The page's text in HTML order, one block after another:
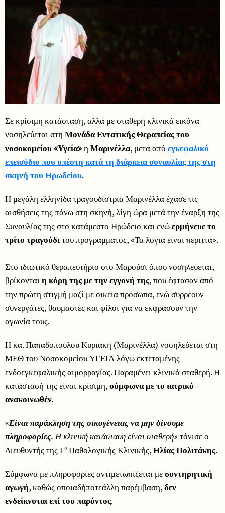
Σε κρίσιμη κατάσταση, αλλά με σταθερή κλινικά εικόνα
νοσηλεύεται στη Μονάδα Εντατικής Θεραπείας του
νοσοκομείου «Υγεία»η Μαρινέλλα, μετά από εγκεφαλικό
επεισόδιο που υπέστη κατά τη διάρκεια συναυλίας της στη
σκηνή του Ηρωδείου.
Η μεγάλη ελληνίδα τραγουδίστρια Μαρινέλλα έχασε τις
αισθήσεις της πάνω στη σκηνή, λίγη ώρα μετά την έναρξη της
Συναυλίας της στο κατάμεστο Ηρώδειο και ενώερμήνευε το
τρίτο τραγούδιτου προγράμματος, «Τα λόγια είναι περιττά».
Στο ιδιωτικό θεραπευτήριο στο Μαρούσι όπου νοσηλεύεται,
βρίκονταιη κόρη της με την εγγονή της, που έφτασαν από
την πρώτη στιγμή μαζί με οικεία πρόσωπα, ενώ συρρέουν
συνεργάτες, θαυμαστές και φίλοι για να εκφράσουν την
αγωνία τους.
Η κα. Παπαδοπούλου Κυριακή (Μαρινέλλα) νοσηλεύεται στη
ΜΕΘ του Νοσοκομείου ΥΓΕΙΑ λόγω εκτεταμένης
ενδοεγκεφαλικής αιμορραγίας. Παραμένει κλινικά σταθερή. Η
κατάστασή της είναι κρίσιμη,σύμφωνα με το ιατρικό
ανακοινωθέν.
«Είναι παράκληση της οικογένειας να μην δίνουμε
πληροφορίες. Η κλινική κατάσταση είναι σταθερή»τόνισε ο
Διευθυντής της Γ’ Παθολογικής Κλινικής,Ηλίας Πολιτάκης.
Σύμφωνα με πληροφορίες αντιμετωπίζεται μεσυντηρητική
αγωγή, καθώς οποιαδήποτεάλλη παρέμβαση,δεν
ενδείκνυται επί του παρόντος.